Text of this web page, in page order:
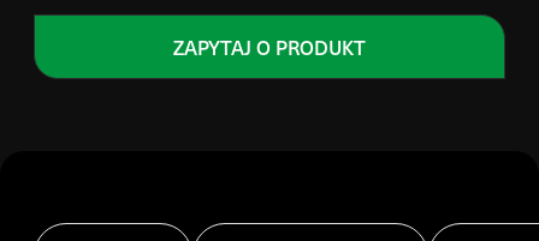
ZAPYTAJ O PRODUKT